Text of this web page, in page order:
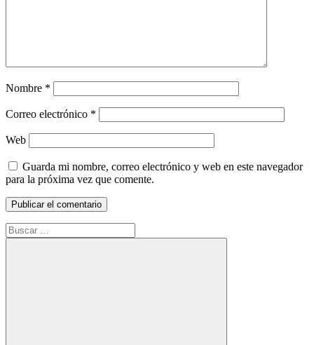
Nombre *
Correo electrónico *
Web
Guarda mi nombre, correo electrónico y web en este navegador
para la próxima vez que comente.
Buscar: